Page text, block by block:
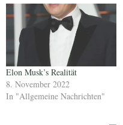
Elon Musk’s Realität
8. November 2022
In "Allgemeine Nachrichten"